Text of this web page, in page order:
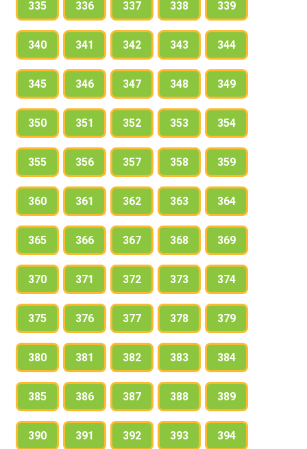
335 336 337 338 339
340 341 342 343 344
345 346 347 348 349
350 351 352 353 354
355 356 357 358 359
360 361 362 363 364
365 366 367 368 369
370 371 372 373 374
375 376 377 378 379
380 381 382 383 384
385 386 387 388 389
390 391 392 393 394